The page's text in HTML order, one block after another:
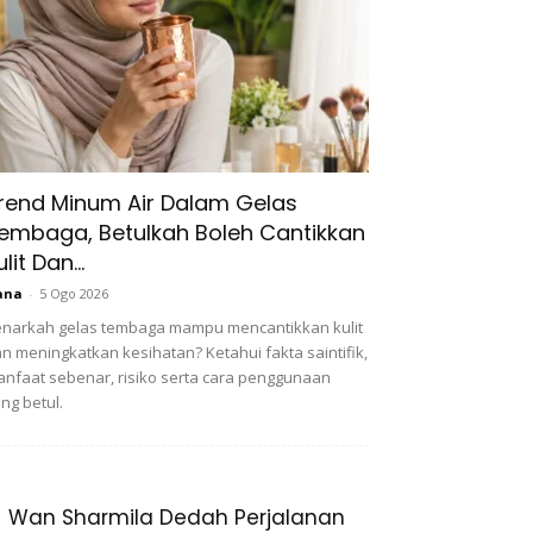
Minum Air Dalam Gelas
Betulkah Boleh Cantikkan
Dan...
- 5 Ogo 2026
gelas tembaga mampu mencantikkan kulit
meningkatkan kesihatan? Ketahui fakta saintifik,
sebenar, risiko serta cara penggunaan
betul.
Wan Sharmila Dedah Perjalanan